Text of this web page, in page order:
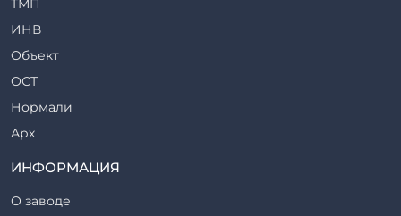
Сваи железобетонные
Стеновые блоки
Стойки железобетонные
Столбы железобетонные
Закладные детали
Трубы железобетонные
Утяжелители железобетонные
Фермы железобетонные
ТМП
ИНВ
Объект
ОСТ
Нормали
Арх
ТР
Серия
ИНФОРМАЦИЯ
О заводе